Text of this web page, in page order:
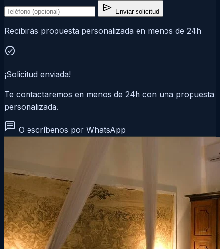
send Enviar solicitud
Recibirás propuesta personalizada en menos de 24h
check_circle
¡Solicitud enviada!
Te contactaremos en menos de 24h con una propuesta
personalizada.
chat O escríbenos por WhatsApp